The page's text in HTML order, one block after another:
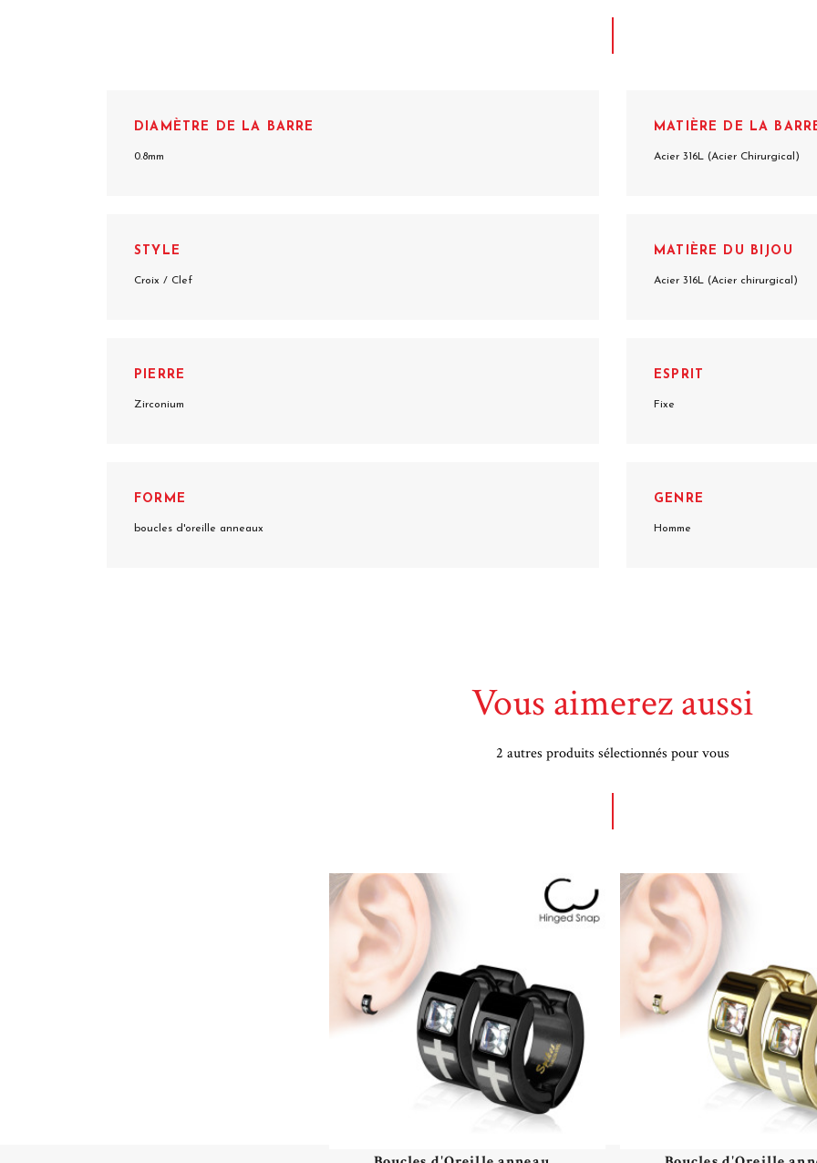
DIAMÈTRE DE LA BARRE
0.8mm
MATIÈRE DE LA
Acier 316L (Acier Chirurgical)
STYLE
Croix / Clef
MATIÈRE DU BIJOU
Acier 316L (Acier chirurgical)
PIERRE
Zirconium
ESPRIT
Fixe
FORME
boucles d'oreille anneaux
GENRE
Homme
Vous aimerez aussi
2 autres produits sélectionnés pour vous